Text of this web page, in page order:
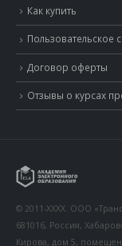
Как купить
Пользовательское
Договор оферты
Отзывы о курсах
© 2011-XXXX. ООО
681016, Россия,
Кирова, дом 5,